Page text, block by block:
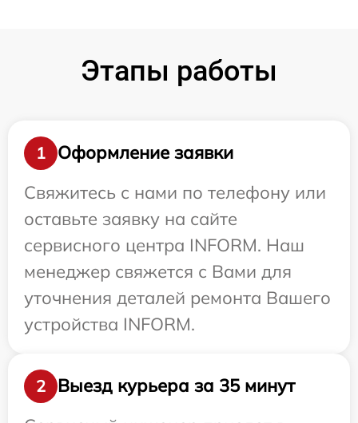
Этапы работы
1
Оформление заявки
Свяжитесь с нами по телефону или
оставьте заявку на сайте
сервисного центра INFORM. Наш
менеджер свяжется с Вами для
уточнения деталей ремонта Вашего
устройства INFORM.
2
Выезд курьера за 35 минут